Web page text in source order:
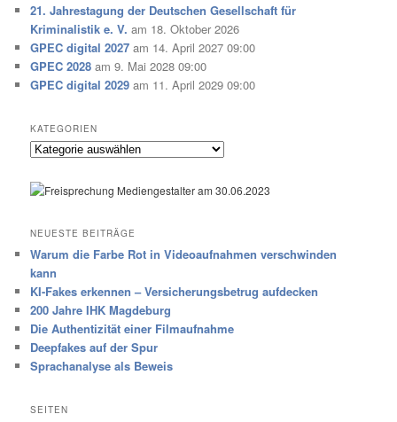
21. Jahrestagung der Deutschen Gesellschaft für
Kriminalistik e. V. am 18. Oktober 2026
GPEC digital 2027 am 14. April 2027 09:00
GPEC 2028 am 9. Mai 2028 09:00
GPEC digital 2029 am 11. April 2029 09:00
KATEGORIEN
Kategorien
NEUESTE BEITRÄGE
Warum die Farbe Rot in Videoaufnahmen verschwinden
kann
KI-Fakes erkennen – Versicherungsbetrug aufdecken
200 Jahre IHK Magdeburg
Die Authentizität einer Filmaufnahme
Deepfakes auf der Spur
Sprachanalyse als Beweis
SEITEN